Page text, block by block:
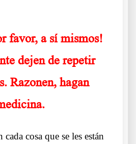
favor, a sí mismos!
dejen de repetir
Razonen, hagan
cada cosa que se les están